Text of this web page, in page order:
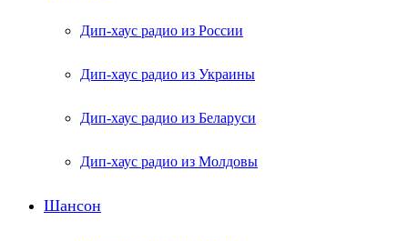
Дип-хаус радио из России
Дип-хаус радио из Украины
Дип-хаус радио из Беларуси
Дип-хаус радио из Молдовы
Шансон